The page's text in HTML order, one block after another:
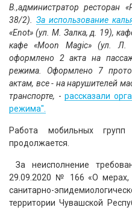
В.,администратор ресторан
38/2). За использование
«Enot» (ул. М. Залка, д. 19),
кафе «Moon Magic» (ул. Л.
оформлено 2 акта на
режима. Оформлено 7
актам, все - на нарушителей
транспорте, -рассказали
режима".
Работа мобильных групп
продолжается.
За неисполнение
29.09.2020 № 166 «О мерах,
санитарно-
территории Чувашской